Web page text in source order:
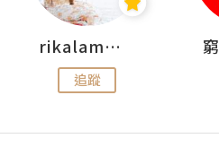
rikalammm
追蹤